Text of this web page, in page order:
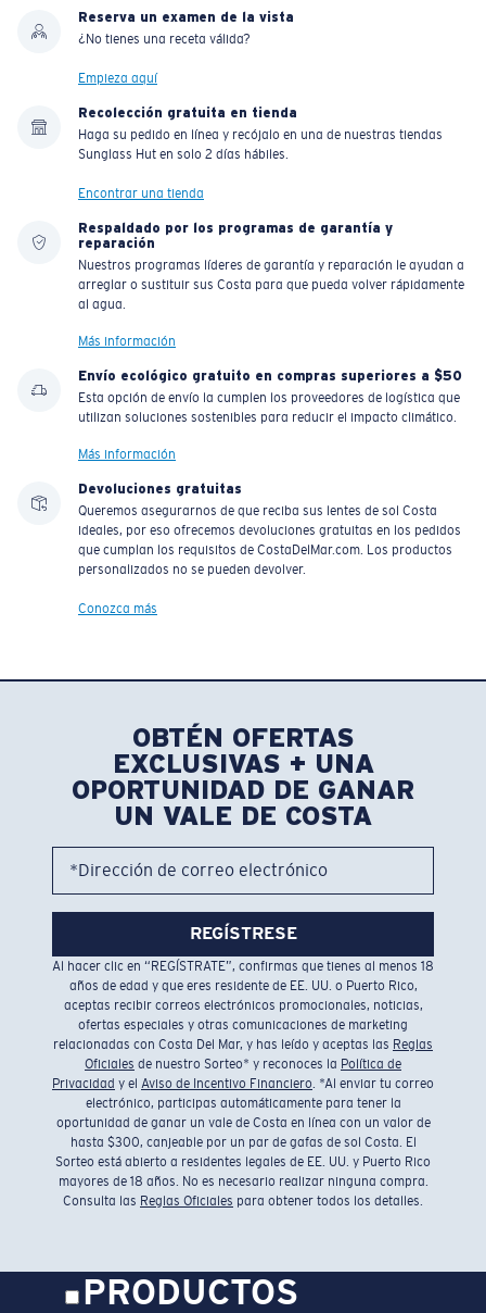
Reserva un examen de la vista
¿No tienes una receta válida?
Empieza aquí
Recolección gratuita en tienda
Haga su pedido en línea y recójalo en una de nuestras tiendas
Sunglass Hut en solo 2 días hábiles.
Encontrar una tienda
Respaldado por los programas de garantía y
reparación
Nuestros programas líderes de garantía y reparación le ayudan a
arreglar o sustituir sus Costa para que pueda volver rápidamente
al agua.
Más información
Envío ecológico gratuito en compras superiores a $50
Esta opción de envío la cumplen los proveedores de logística que
utilizan soluciones sostenibles para reducir el impacto climático.
Más información
Devoluciones gratuitas
Queremos asegurarnos de que reciba sus lentes de sol Costa
ideales, por eso ofrecemos devoluciones gratuitas en los pedidos
que cumplan los requisitos de CostaDelMar.com. Los productos
personalizados no se pueden devolver.
Conozca más
OBTÉN OFERTAS
EXCLUSIVAS + UNA
OPORTUNIDAD DE GANAR
UN VALE DE COSTA
*Dirección de correo electrónico
REGÍSTRESE
Al hacer clic en “REGÍSTRATE”, confirmas que tienes al menos 18
años de edad y que eres residente de EE. UU. o Puerto Rico,
aceptas recibir correos electrónicos promocionales, noticias,
ofertas especiales y otras comunicaciones de marketing
relacionadas con Costa Del Mar, y has leído y aceptas las Reglas
Oficiales de nuestro Sorteo* y reconoces la Política de
Privacidad y el Aviso de Incentivo Financiero. *Al enviar tu correo
electrónico, participas automáticamente para tener la
oportunidad de ganar un vale de Costa en línea con un valor de
hasta $300, canjeable por un par de gafas de sol Costa. El
Sorteo está abierto a residentes legales de EE. UU. y Puerto Rico
mayores de 18 años. No es necesario realizar ninguna compra.
Consulta las Reglas Oficiales para obtener todos los detalles.
PRODUCTOS